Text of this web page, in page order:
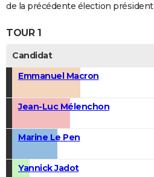
de la précédente élection
TOUR 1
Candidat
Emmanuel Macron
Jean-Luc Mélenchon
Marine Le Pen
Yannick Jadot